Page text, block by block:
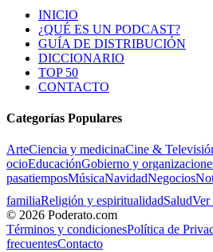
INICIO
¿QUÉ ES UN PODCAST?
GUÍA DE DISTRIBUCIÓN
DICCIONARIO
TOP 50
CONTACTO
Categorías Populares
ArteCiencia y medicinaCine &
ocioEducaciónGobierno y
pasatiemposMúsicaNavidadNegocios
familiaReligión y espiritualidadSaludVer
© 2026 Poderato.com
Términos y condicionesPolítica de
frecuentesContacto